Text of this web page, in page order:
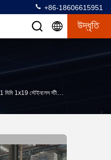
+86-18606615951
উদ্ধৃতি
1 মিমি 1x19 স্টেইনলেস স্টীল তারের দড়ির জন্য দ্রুত গতির টিউবুলার স্ট্রেন্ডার এবং ক্লোজার 315/1+18